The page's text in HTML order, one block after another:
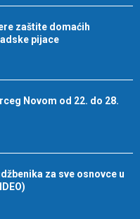
zaštite domaćih
pijace
Novom od 22. do 28.
za sve osnovce u